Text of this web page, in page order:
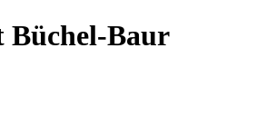
Baur